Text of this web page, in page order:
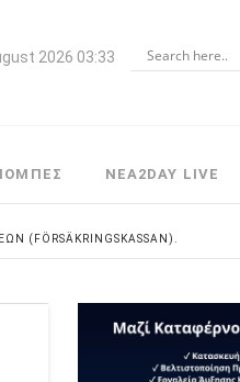
2026 03:33
NEA2DAY LIVE